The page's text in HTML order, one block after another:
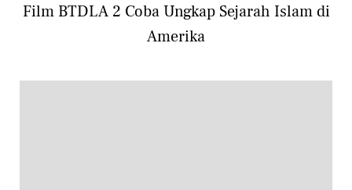
Film BTDLA 2 Coba Ungkap Sejarah Islam di
Amerika